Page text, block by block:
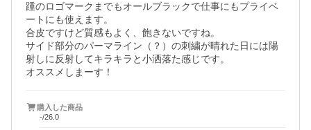
踵のロゴマークまでもオールブラックで仕事にもプライベ
ートにも使えます。
合皮ですけど質感もよく、飽きないですね。
サイド部分のパーマライン（？）の刺繍が晴れた日には陽
射しに反射してキラキラと小洒落た感じです。
オススメしまーす！
購入した商品
-/26.0